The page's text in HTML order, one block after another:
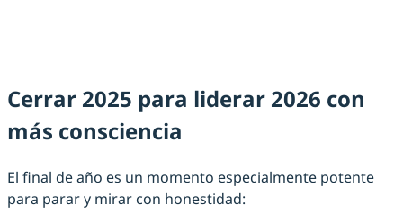
Cerrar 2025 para liderar 2026 con
más consciencia
El final de año es un momento especialmente potente
para parar y mirar con honestidad: